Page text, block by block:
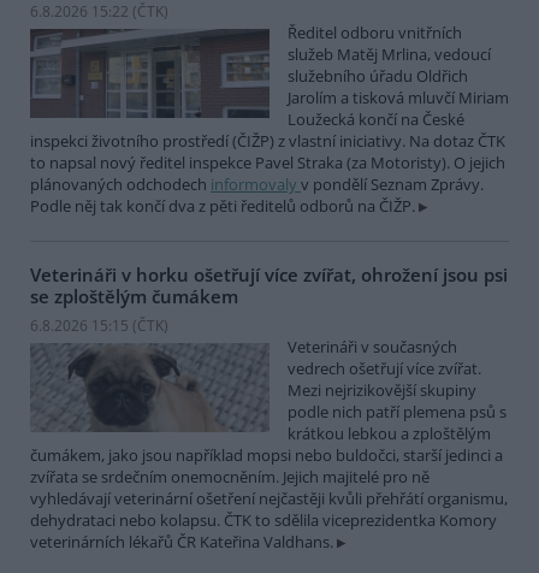
6.8.2026 15:22 (ČTK)
Ředitel odboru vnitřních
služeb Matěj Mrlina, vedoucí
služebního úřadu Oldřich
Jarolím a tisková mluvčí Miriam
Loužecká končí na České
inspekci životního prostředí (ČIŽP) z vlastní iniciativy. Na dotaz ČTK
to napsal nový ředitel inspekce Pavel Straka (za Motoristy). O jejich
plánovaných odchodech informovaly v pondělí Seznam Zprávy.
Podle něj tak končí dva z pěti ředitelů odborů na ČIŽP.
Veterináři v horku ošetřují více zvířat, ohrožení jsou psi
se zploštělým čumákem
6.8.2026 15:15 (ČTK)
Veterináři v současných
vedrech ošetřují více zvířat.
Mezi nejrizikovější skupiny
podle nich patří plemena psů s
krátkou lebkou a zploštělým
čumákem, jako jsou například mopsi nebo buldočci, starší jedinci a
zvířata se srdečním onemocněním. Jejich majitelé pro ně
vyhledávají veterinární ošetření nejčastěji kvůli přehřátí organismu,
dehydrataci nebo kolapsu. ČTK to sdělila viceprezidentka Komory
veterinárních lékařů ČR Kateřina Valdhans.